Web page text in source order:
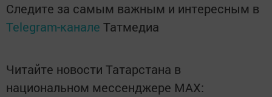
Следите за самым важным и интересным в
Telegram-канале Татмедиа
Читайте новости Татарстана в
национальном мессенджере MАХ: